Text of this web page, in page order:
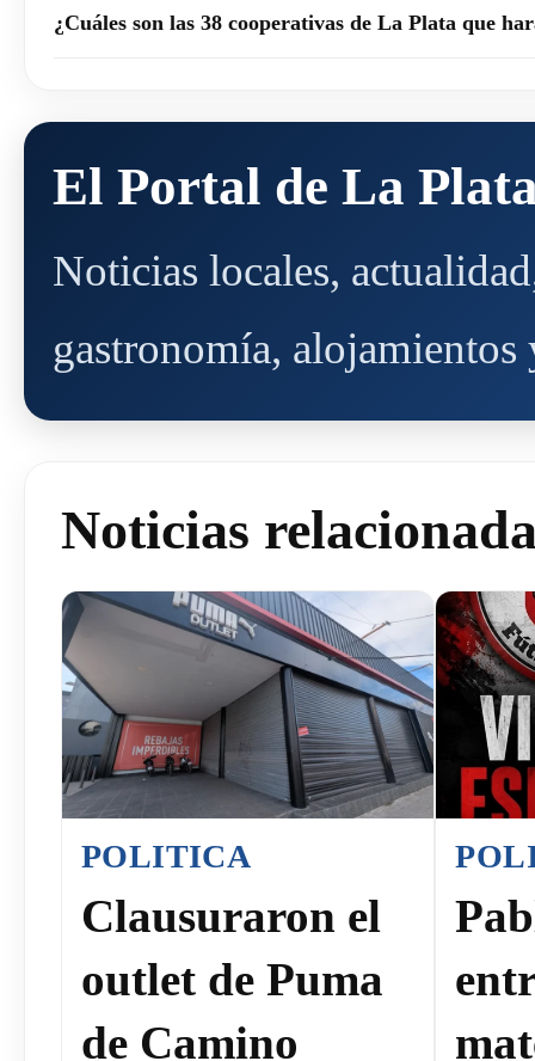
¿Cuáles son las 38 cooperativas de La Plata que
El Portal de La
Noticias locales,
gastronomía,
Noticias
POLITICA
Clausuraron el
outlet de Puma
de Camino